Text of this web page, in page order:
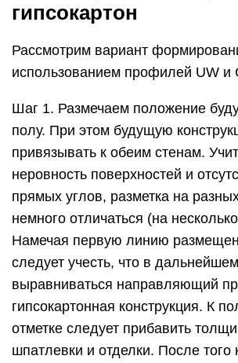
гипсокартон
Рассмотрим вариант
использованием профилей UW и
Шаг 1. Размечаем положение
полу. При этом будущую
привязывать к обеим стенам.
неровность поверхностей и
прямых углов, разметка на
немного отличаться (на
Намечая первую линию
следует учесть, что в
выравниваться направляющий
гипсокартонная конструкция. К
отметке следует прибавить
шпатлевки и отделки. После того